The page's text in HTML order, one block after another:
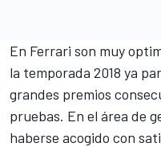
En Ferrari son muy
la temporada 2018 ya
grandes premios
pruebas. En el área de
haberse acogido con